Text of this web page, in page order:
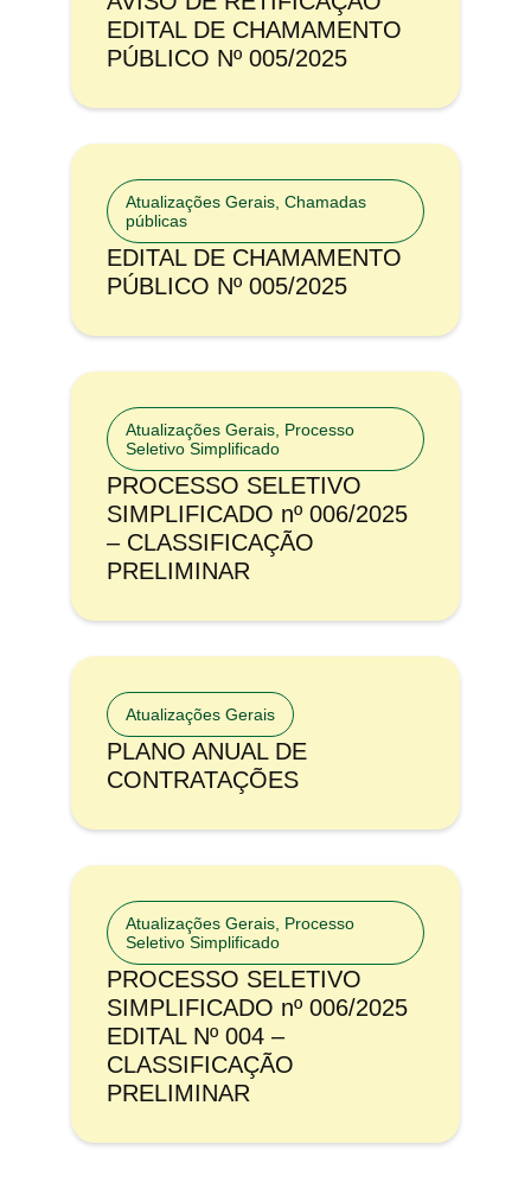
EDITAL DE CHAMAMENTO
PÚBLICO Nº 005/2025
Atualizações Gerais Chamadas
públicas
EDITAL DE CHAMAMENTO
PÚBLICO Nº 005/2025
Atualizações Gerais Processo
Seletivo Simplificado
PROCESSO SELETIVO
SIMPLIFICADO nº 006/2025
– CLASSIFICAÇÃO
PRELIMINAR
Atualizações Gerais
PLANO ANUAL DE
CONTRATAÇÕES
Atualizações Gerais Processo
Seletivo Simplificado
PROCESSO SELETIVO
SIMPLIFICADO nº 006/2025
EDITAL Nº 004 –
CLASSIFICAÇÃO
PRELIMINAR